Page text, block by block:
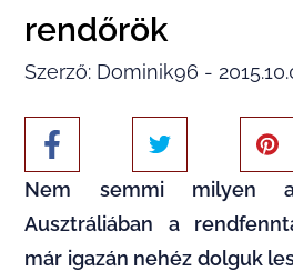
rendőrök
Szerző: Dominik96 -
Nem semmi milyen
Ausztráliában a
már igazán nehéz dolguk